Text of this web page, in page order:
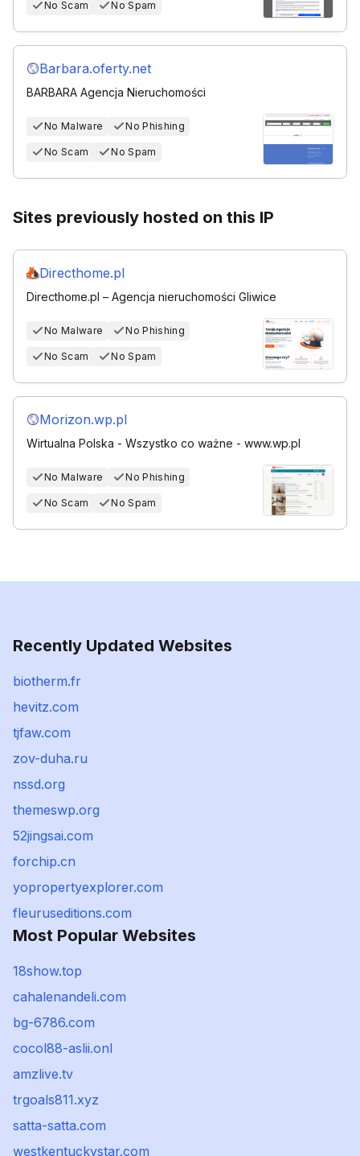
No Scam No Spam
Barbara.oferty.net
BARBARA Agencja Nieruchomości
No Malware No Phishing
No Scam No Spam
Sites previously hosted on this IP
Directhome.pl
Directhome.pl – Agencja nieruchomości Gliwice
No Malware No Phishing
No Scam No Spam
Morizon.wp.pl
Wirtualna Polska - Wszystko co ważne - www.wp.pl
No Malware No Phishing
No Scam No Spam
Recently Updated Websites
biotherm.fr
hevitz.com
tjfaw.com
zov-duha.ru
nssd.org
themeswp.org
52jingsai.com
forchip.cn
yopropertyexplorer.com
fleuruseditions.com
Most Popular Websites
18show.top
cahalenandeli.com
bg-6786.com
cocol88-aslii.onl
amzlive.tv
trgoals811.xyz
satta-satta.com
westkentuckystar.com